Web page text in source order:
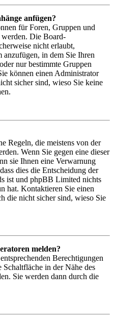
anfügen?
für Foren, Gruppen und
werden. Die Board-
nicht erlaubt,
anzufügen, in dem Sie Ihren
nur bestimmte Gruppen
können einen Administrator
sicher sind, wieso Sie keine
Regeln, die meistens von der
Wenn Sie gegen eine dieser
sie Ihnen eine Verwarnung
dies die Entscheidung der
ist und phpBB Limited nichts
hat. Kontaktieren Sie einen
die nicht sicher sind, wieso Sie
melden?
Berechtigungen
Schaltfläche in der Nähe des
Sie werden dann durch die